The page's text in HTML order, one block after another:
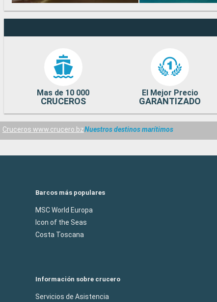
Mas de 10 000
CRUCEROS
El Mejor Precio
GARANTIZADO
Cruceros www.crucero.bzNuestros destinos marítimos
Barcos más populares
MSC World Europa
Icon of the Seas
Costa Toscana
Información sobre crucero
Servicios de Asistencia